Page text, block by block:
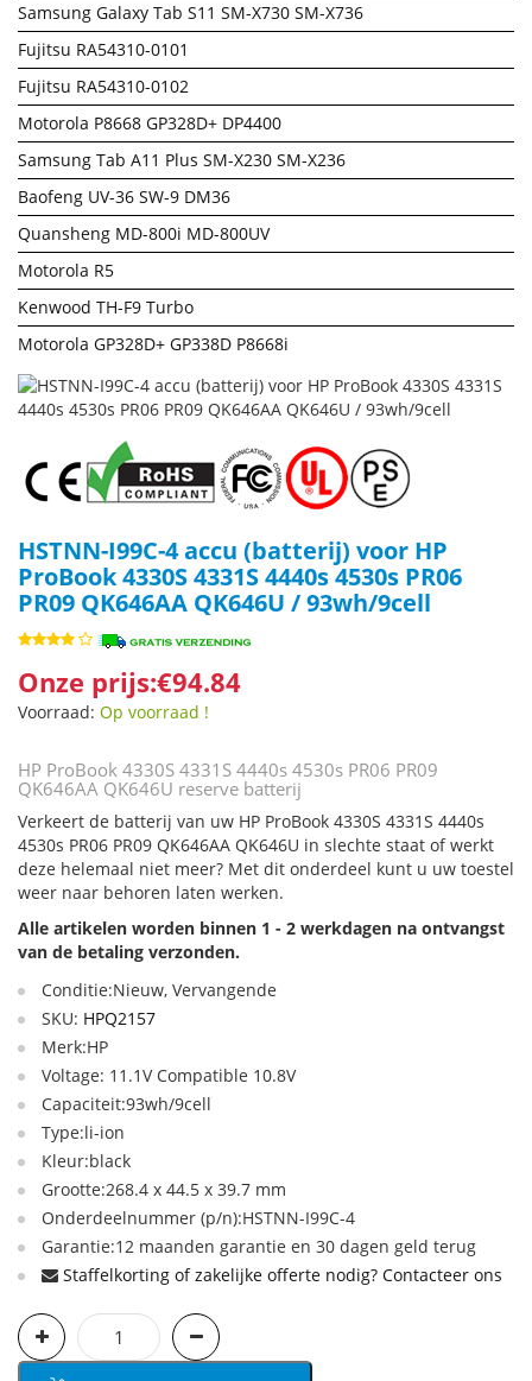
Samsung Galaxy Tab S11 SM-X730 SM-X736
Fujitsu RA54310-0101
Fujitsu RA54310-0102
Motorola P8668 GP328D+ DP4400
Samsung Tab A11 Plus SM-X230 SM-X236
Baofeng UV-36 SW-9 DM36
Quansheng MD-800i MD-800UV
Motorola R5
Kenwood TH-F9 Turbo
Motorola GP328D+ GP338D P8668i
HSTNN-I99C-4 accu (batterij) voor HP
ProBook 4330S 4331S 4440s 4530s PR06
PR09 QK646AA QK646U / 93wh/9cell
Onze prijs:€94.84
Voorraad: Op voorraad !
HP ProBook 4330S 4331S 4440s 4530s PR06 PR09
QK646AA QK646U reserve batterij
Verkeert de batterij van uw HP ProBook 4330S 4331S 4440s
4530s PR06 PR09 QK646AA QK646U in slechte staat of werkt
deze helemaal niet meer? Met dit onderdeel kunt u uw toestel
weer naar behoren laten werken.
Alle artikelen worden binnen 1 - 2 werkdagen na ontvangst
van de betaling verzonden.
Conditie:Nieuw, Vervangende
SKU: HPQ2157
Merk:HP
Voltage: 11.1V Compatible 10.8V
Capaciteit:93wh/9cell
Type:li-ion
Kleur:black
Grootte:268.4 x 44.5 x 39.7 mm
Onderdeelnummer (p/n):HSTNN-I99C-4
Garantie:12 maanden garantie en 30 dagen geld terug
Staffelkorting of zakelijke offerte nodig? Contacteer ons